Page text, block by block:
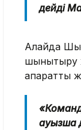
дейді
Алайда
шынықтыру
ақпаратты
ауызша